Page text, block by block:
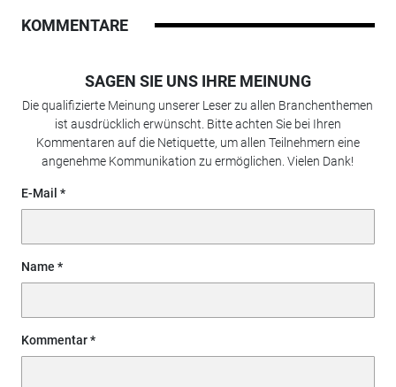
KOMMENTARE
SAGEN SIE UNS IHRE MEINUNG
Die qualifizierte Meinung unserer Leser zu allen Branchenthemen
ist ausdrücklich erwünscht. Bitte achten Sie bei Ihren
Kommentaren auf die Netiquette, um allen Teilnehmern eine
angenehme Kommunikation zu ermöglichen. Vielen Dank!
E-Mail
Name
Kommentar